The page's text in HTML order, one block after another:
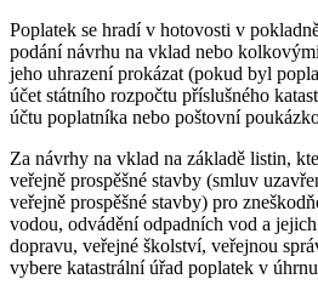
Poplatek se hradí v hotovosti v
podání návrhu na vklad nebo
jeho uhrazení prokázat (pokud byl
účet státního rozpočtu příslušného
účtu poplatníka nebo poštovní
Za návrhy na vklad na základě listin,
veřejně prospěšné stavby (smluv
veřejně prospěšné stavby) pro
vodou, odvádění odpadních vod a
dopravu, veřejné školství, veřejnou
vybere katastrální úřad poplatek v